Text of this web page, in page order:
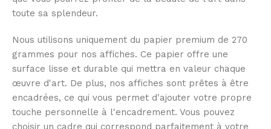
toute sa splendeur.
Nous utilisons uniquement du papier premium de 270
grammes pour nos affiches. Ce papier offre une
surface lisse et durable qui mettra en valeur chaque
œuvre d'art. De plus, nos affiches sont prêtes à être
encadrées, ce qui vous permet d'ajouter votre propre
touche personnelle à l'encadrement. Vous pouvez
choisir un cadre qui correspond parfaitement à votre